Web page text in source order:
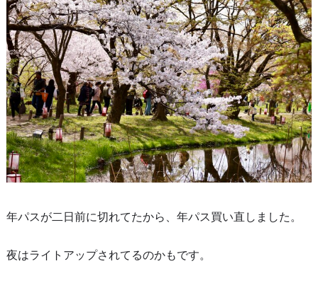
年パスが二日前に切れてたから、年パス買い直しました。
夜はライトアップされてるのかもです。